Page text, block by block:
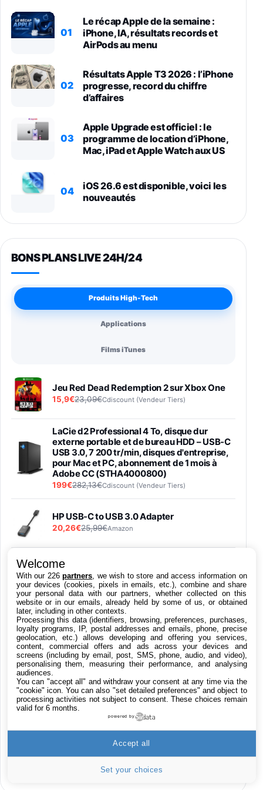
01
Le récap Apple de la semaine :
iPhone, IA, résultats records et
AirPods au menu
02
Résultats Apple T3 2026 : l’iPhone
progresse, record du chiffre
d’affaires
03
Apple Upgrade est officiel : le
programme de location d’iPhone,
Mac, iPad et Apple Watch aux US
04
iOS 26.6 est disponible, voici les
nouveautés
BONS PLANS LIVE 24H/24
Produits High-Tech
Applications
Films iTunes
Jeu Red Dead Redemption 2 sur Xbox One
15,9€23,09€Cdiscount (Vendeur Tiers)
LaCie d2 Professional 4 To, disque dur
externe portable et de bureau HDD – USB-C
USB 3.0, 7 200 tr/min, disques d'entreprise,
pour Mac et PC, abonnement de 1 mois à
Adobe CC (STHA4000800)
199€282,13€Cdiscount (Vendeur Tiers)
HP USB-C to USB 3.0 Adapter
20,26€25,99€Amazon
Samsung Galaxy A80 - Smartphone 4G (6,7''
- 128GO - 8GO RAM) - OR - Version
Française
193,99€ 815,76€Cdiscount (Vendeur Tiers)
Logitech MK120 Combo Clavier et Souris
Filaires pour Windows, Souris Optique
Filaire, Connexion USB Plug And Play,
Confortable, Taille Standard, PC/Portable,
Clavier QWERTY UK - Noir
PIONEER PLX-500 Blanche - Platine vinyle à
entraénement direct 3 vitesses (33-45-78
trs/min) avec pre-ampli intégré et port USB
348,99€384,71€Amazon
Smartphone SAMSUNG Galaxy S26 Ultra
Toutes nos promos en Live 24h/24
sur les Apps iPhone, iPad, Mac & Apple TV
sur les films iTunes
sur les produits High-Tech
Welcome
With our 226partners , we wish to store and access information on
your devices (cookies, pixels in emails, etc.), combine and share
your personal data with our partners, whether collected on this
website or in our emails, already held by some of us, or obtained
later, including in other contexts.
Processing this data (identifiers, browsing, preferences, purchases,
loyalty programs, IP, postal addresses and emails, phone, precise
geolocation, etc.) allows developing and offering you services,
content, commercial offers and ads across your devices and
screens (including by email, post, SMS, phone, audio, and video),
personalising them, measuring their performance, and analysing
audiences.
You can "accept all" and withdraw your consent at any time via the
"cookie" icon. You can also "set detailed preferences" and object to
processing activities not subject to consent. These choices remain
valid for 6 months.
powered by
Set your choices
Accept all